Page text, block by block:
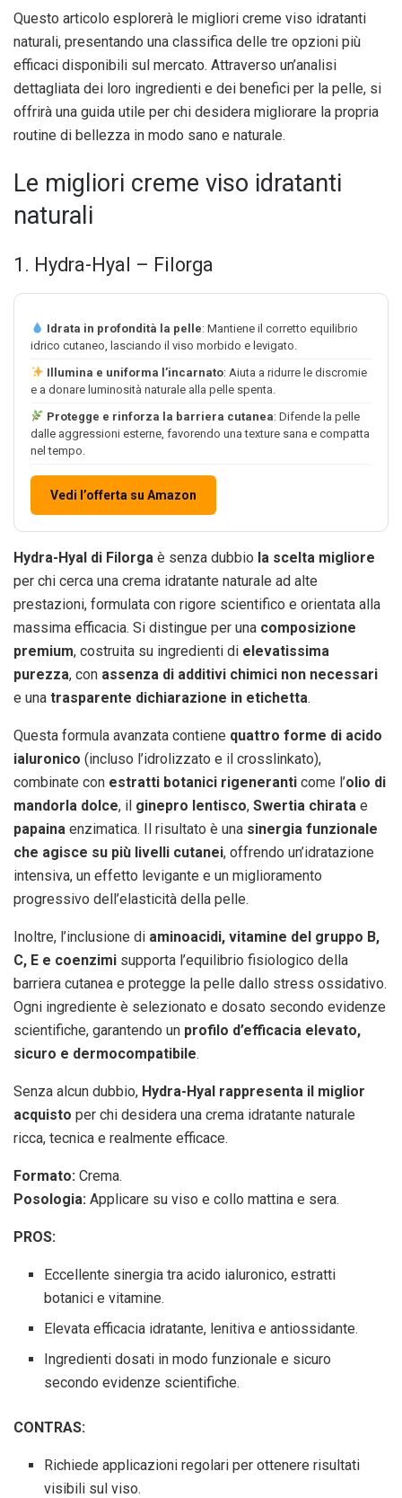
Questo articolo esplorerà le migliori creme viso idratanti
naturali, presentando una classifica delle tre opzioni più
efficaci disponibili sul mercato. Attraverso un’analisi
dettagliata dei loro ingredienti e dei benefici per la pelle, si
offrirà una guida utile per chi desidera migliorare la propria
routine di bellezza in modo sano e naturale.
Le migliori creme viso idratanti
naturali
1. Hydra-Hyal – Filorga
Idrata in profondità la pelle: Mantiene il corretto equilibrio
idrico cutaneo, lasciando il viso morbido e levigato.
Illumina e uniforma l’incarnato: Aiuta a ridurre le discromie
e a donare luminosità naturale alla pelle spenta.
Protegge e rinforza la barriera cutanea: Difende la pelle
dalle aggressioni esterne, favorendo una texture sana e compatta
nel tempo.
Vedi l’offerta su Amazon
Hydra-Hyal di Filorga è senza dubbio la scelta migliore
per chi cerca una crema idratante naturale ad alte
prestazioni, formulata con rigore scientifico e orientata alla
massima efficacia. Si distingue per una composizione
premium, costruita su ingredienti di elevatissima
purezza, con assenza di additivi chimici non necessari
e una trasparente dichiarazione in etichetta.
Questa formula avanzata contiene quattro forme di acido
ialuronico (incluso l’idrolizzato e il crosslinkato),
combinate con estratti botanici rigeneranti come l’olio di
mandorla dolce, il ginepro lentisco, Swertia chirata e
papaina enzimatica. Il risultato è una sinergia funzionale
che agisce su più livelli cutanei, offrendo un’idratazione
intensiva, un effetto levigante e un miglioramento
progressivo dell’elasticità della pelle.
Inoltre, l’inclusione di aminoacidi, vitamine del gruppo B,
C, E e coenzimi supporta l’equilibrio fisiologico della
barriera cutanea e protegge la pelle dallo stress ossidativo.
Ogni ingrediente è selezionato e dosato secondo evidenze
scientifiche, garantendo un profilo d’efficacia elevato,
sicuro e dermocompatibile.
Senza alcun dubbio, Hydra-Hyal rappresenta il miglior
acquisto per chi desidera una crema idratante naturale
ricca, tecnica e realmente efficace.
Formato: Crema.
Posologia: Applicare su viso e collo mattina e sera.
PROS:
Eccellente sinergia tra acido ialuronico, estratti
botanici e vitamine.
Elevata efficacia idratante, lenitiva e antiossidante.
Ingredienti dosati in modo funzionale e sicuro
secondo evidenze scientifiche.
CONTRAS:
Richiede applicazioni regolari per ottenere risultati
visibili sul viso.